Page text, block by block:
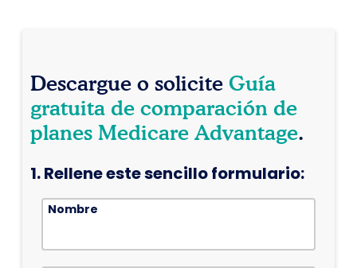
Descargue o solicite Guía
gratuita de comparación de
planes Medicare Advantage.
1.Rellene este sencillo formulario:
Nombre